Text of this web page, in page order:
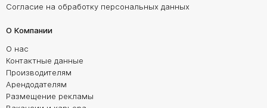
Согласие на обработку персональных данных
О Компании
О нас
Контактные данные
Производителям
Арендодателям
Размещение рекламы